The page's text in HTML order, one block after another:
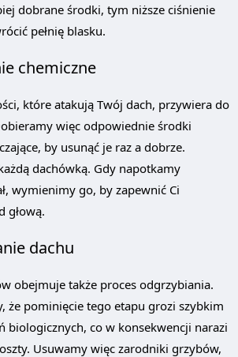
dobrane środki, tym niższe ciśnienie
pełnię blasku.
chemiczne
które atakują Twój dach, przywiera do
więc odpowiednie środki
by usunąć je raz a dobrze.
dachówką. Gdy napotkamy
wymienimy go, by zapewnić Ci
głową.
dachu
obejmuje także proces odgrzybiania.
że pominięcie tego etapu grozi szybkim
biologicznych, co w konsekwencji narazi
Usuwamy więc zarodniki grzybów,